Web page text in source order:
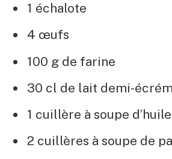
1 échalote
4 œufs
100 g de farine
30 cl de lait demi-
1 cuillère à soupe
2 cuillères à soupe de